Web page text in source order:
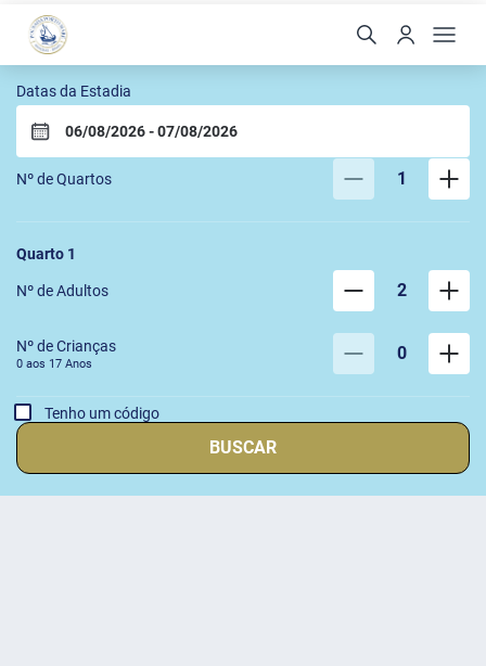
Pousada Porto Mare
Datas da Estadia
Nº de Quartos 1
Quarto 1
Nº de Adultos 2
Nº de Crianças
0 aos 17 Anos 0
Tenho um código
BUSCAR